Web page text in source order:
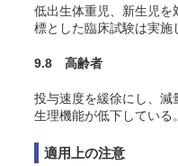
低出生体重児、新生児
標とした臨床試験は実施
9.8 高齢者
投与速度を緩徐にし、減
生理機能が低下している。
適用上の注意